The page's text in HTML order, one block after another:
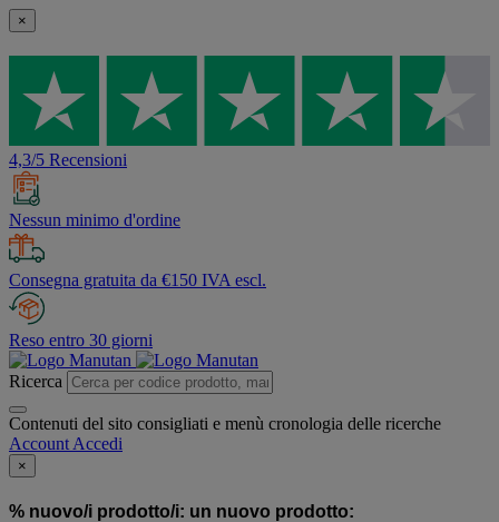
×
4,3/5 Recensioni
Nessun minimo d'ordine
Consegna gratuita da €150 IVA escl.
Reso entro 30 giorni
Ricerca
Contenuti del sito consigliati e menù cronologia delle ricerche
Account Accedi
×
% nuovo/i prodotto/i: un nuovo prodotto: